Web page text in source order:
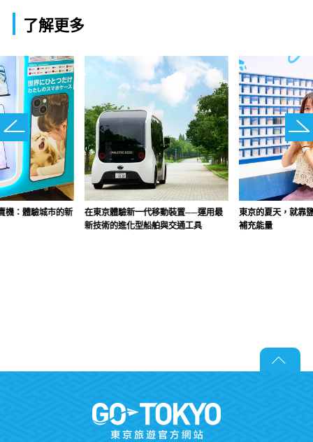
了解更多
機：體驗城市的新
在東京體驗新一代移動裝置──運用最
新技術的進化型船舶與交通工具
東京的夏天，就靠
補充能量